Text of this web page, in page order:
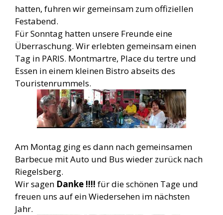
hatten, fuhren wir gemeinsam zum offiziellen
Festabend.
Für Sonntag hatten unsere Freunde eine
Überraschung. Wir erlebten gemeinsam einen
Tag in PARIS. Montmartre, Place du tertre und
Essen in einem kleinen Bistro abseits des
Touristenrummels.
Am Montag ging es dann nach gemeinsamen
Barbecue mit Auto und Bus wieder zurück nach
Riegelsberg.
Wir sagen Danke !!!! für die schönen Tage und
freuen uns auf ein Wiedersehen im nächsten
Jahr.